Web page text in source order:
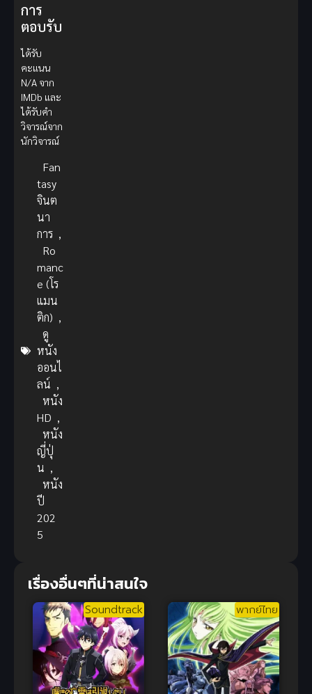
การ
ตอบรับ
ได้รับ
คะแนน
N/A จาก
IMDb และ
ได้รับคำ
วิจารณ์จาก
นักวิจารณ์
Fan
tasy
จินต
นา
การ ,
Ro
manc
e (โร
แมน
ติก) ,
ดู
หนัง
ออนไ
ลน์ ,
หนัง
HD ,
หนัง
ญี่ปุ่
น ,
หนัง
ปี
202
5
เรื่องอื่นๆที่น่าสนใจ
Soundtrack พากย์ไทย